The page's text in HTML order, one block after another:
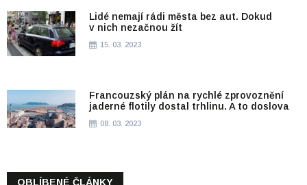
Lidé nemají rádi města bez aut. Dokud
v nich nezačnou žít
15. 03. 2023
Francouzský plán na rychlé zprovoznění
jaderné flotily dostal trhlinu. A to doslova
08. 03. 2023
OBLÍBENÉ ČLÁNKY